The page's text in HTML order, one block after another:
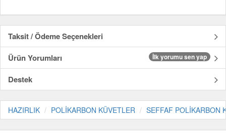
Taksit / Ödeme Seçenekleri
Ürün Yorumları
İlk yorumu sen yap
Destek
HAZIRLIK POLİKARBON KÜVETLER SEFFAF POLİKARBON